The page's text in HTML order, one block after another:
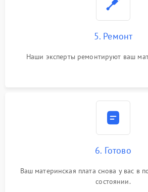
5. Ремонт
Наши эксперты ремонтируют ваш
6. Готово
Ваш материнская плата снова у вас в
состоянии.